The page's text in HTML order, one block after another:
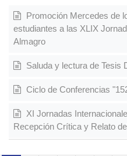
Promoción Mercedes de
estudiantes a las XLIX
Almagro
Saluda y lectura de Tesis
Ciclo de Conferencias
XI Jornadas
Recepción Crítica y Relato